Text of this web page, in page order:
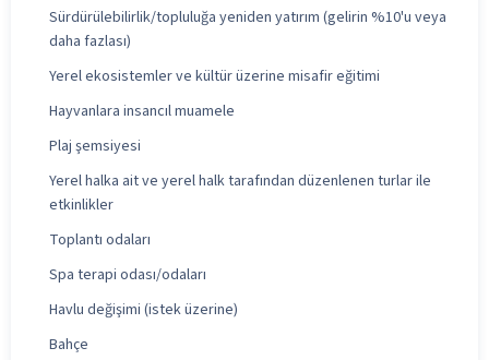
Sürdürülebilirlik/topluluğa yeniden yatırım (gelirin %10'u veya
daha fazlası)
Yerel ekosistemler ve kültür üzerine misafir eğitimi
Hayvanlara insancıl muamele
Plaj şemsiyesi
Yerel halka ait ve yerel halk tarafından düzenlenen turlar ile
etkinlikler
Toplantı odaları
Spa terapi odası/odaları
Havlu değişimi (istek üzerine)
Bahçe